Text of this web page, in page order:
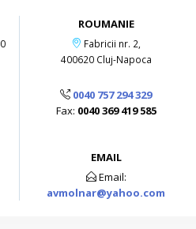
ROUMANIE
Fabricii nr. 2,
400620 Cluj-Napoca
0040 757 294 329
Fax: 0040 369 419 585
EMAIL
Email:
avmolnar@yahoo.com